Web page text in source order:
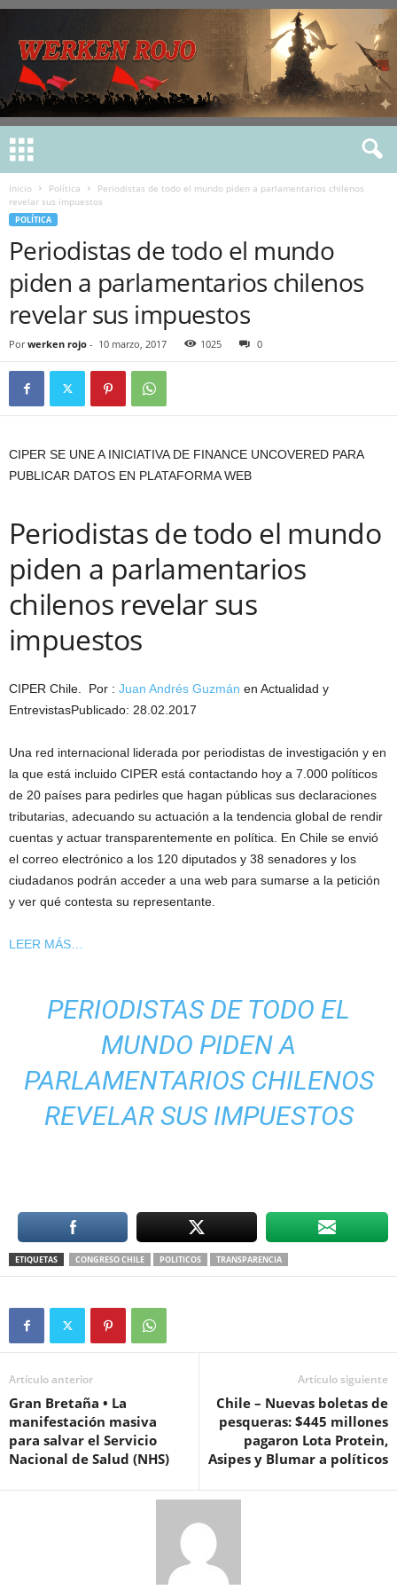
Inicio Política
Periodistas de todo el mundo piden a parlamentarios chilenos
revelar sus impuestos
POLÍTICA
Periodistas de todo el mundo
piden a parlamentarios chilenos
revelar sus impuestos
Por werken rojo - 10 marzo, 2017 1025 0
CIPER SE UNE A INICIATIVA DE FINANCE UNCOVERED PARA
PUBLICAR DATOS EN PLATAFORMA WEB
Periodistas de todo el mundo
piden a parlamentarios
chilenos revelar sus
impuestos
CIPER Chile. Por : Juan Andrés Guzmán en Actualidad y
EntrevistasPublicado: 28.02.2017
Una red internacional liderada por periodistas de investigación y en
la que está incluido CIPER está contactando hoy a 7.000 políticos
de 20 países para pedirles que hagan públicas sus declaraciones
tributarias, adecuando su actuación a la tendencia global de rendir
cuentas y actuar transparentemente en política. En Chile se envió
el correo electrónico a los 120 diputados y 38 senadores y los
ciudadanos podrán acceder a una web para sumarse a la petición
y ver qué contesta su representante.
LEER MÁS…
PERIODISTAS DE TODO EL
MUNDO PIDEN A
PARLAMENTARIOS CHILENOS
REVELAR SUS IMPUESTOS
ETIQUETAS CONGRESO CHILE POLITICOS TRANSPARENCIA
Artículo anterior
Gran Bretaña • La
manifestación masiva
para salvar el Servicio
Nacional de Salud (NHS)
Artículo siguiente
Chile – Nuevas boletas de
pesqueras: $445 millones
pagaron Lota Protein,
Asipes y Blumar a políticos